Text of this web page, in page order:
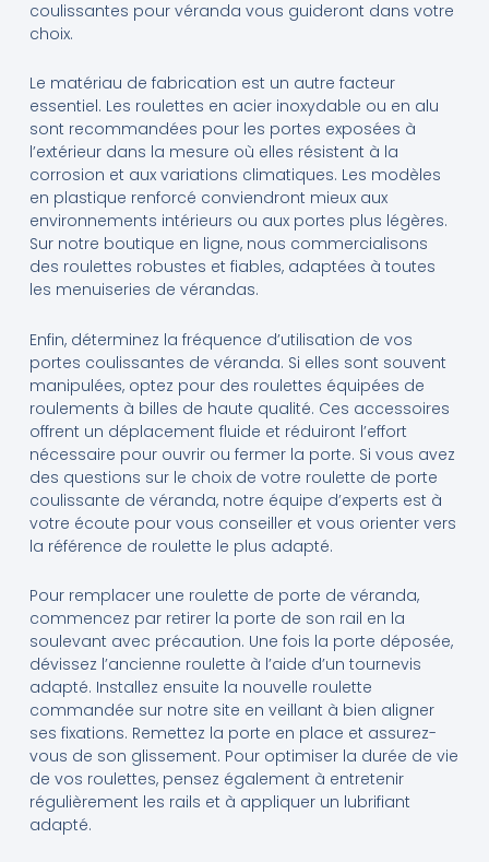
coulissantes pour véranda vous guideront dans votre
choix.
Le matériau de fabrication est un autre facteur
essentiel. Les roulettes en acier inoxydable ou en alu
sont recommandées pour les portes exposées à
l’extérieur dans la mesure où elles résistent à la
corrosion et aux variations climatiques. Les modèles
en plastique renforcé conviendront mieux aux
environnements intérieurs ou aux portes plus légères.
Sur notre boutique en ligne, nous commercialisons
des roulettes robustes et fiables, adaptées à toutes
les menuiseries de vérandas.
Enfin, déterminez la fréquence d’utilisation de vos
portes coulissantes de véranda. Si elles sont souvent
manipulées, optez pour des roulettes équipées de
roulements à billes de haute qualité. Ces accessoires
offrent un déplacement fluide et réduiront l’effort
nécessaire pour ouvrir ou fermer la porte. Si vous avez
des questions sur le choix de votre roulette de porte
coulissante de véranda, notre équipe d’experts est à
votre écoute pour vous conseiller et vous orienter vers
la référence de roulette le plus adapté.
Pour remplacer une roulette de porte de véranda,
commencez par retirer la porte de son rail en la
soulevant avec précaution. Une fois la porte déposée,
dévissez l’ancienne roulette à l’aide d’un tournevis
adapté. Installez ensuite la nouvelle roulette
commandée sur notre site en veillant à bien aligner
ses fixations. Remettez la porte en place et assurez-
vous de son glissement. Pour optimiser la durée de vie
de vos roulettes, pensez également à entretenir
régulièrement les rails et à appliquer un lubrifiant
adapté.